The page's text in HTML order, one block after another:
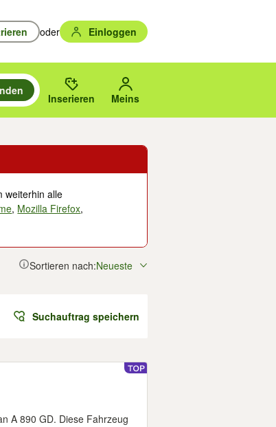
oder Einloggen
und mit Eingabetaste auswählen.
suchen, oder Vorschläge mit den Pfeiltasten nach oben/
Orts oder PLZ.
Inserieren Meins
weiterhin alle
, Mozilla Firefox,
Sortieren nach:Neueste
Suchauftrag speichern
A 890 GD. Diese Fahrzeug